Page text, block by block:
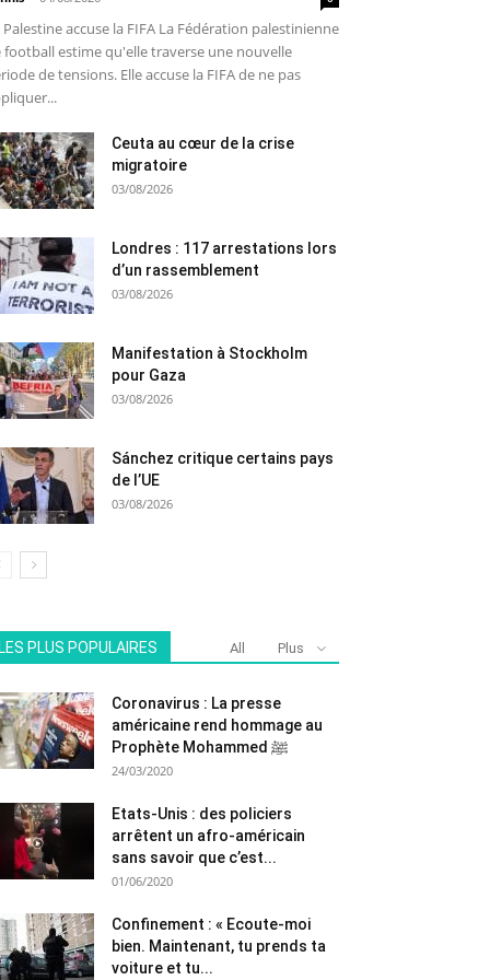
Palestine accuse la FIFA La Fédération palestinienne
football estime qu'elle traverse une nouvelle
de tensions. Elle accuse la FIFA de ne pas
Ceuta au cœur de la crise
migratoire
03/08/2026
Londres : 117 arrestations lors
d’un rassemblement
03/08/2026
Manifestation à Stockholm
pour Gaza
03/08/2026
Sánchez critique certains pays
de l’UE
03/08/2026
LES PLUS POPULAIRES All Plus
Coronavirus : La presse
américaine rend hommage au
Prophète Mohammed ﷺ
24/03/2020
Etats-Unis : des policiers
arrêtent un afro-américain
sans savoir que c’est...
01/06/2020
Confinement : « Ecoute-moi
bien. Maintenant, tu prends ta
voiture et tu...